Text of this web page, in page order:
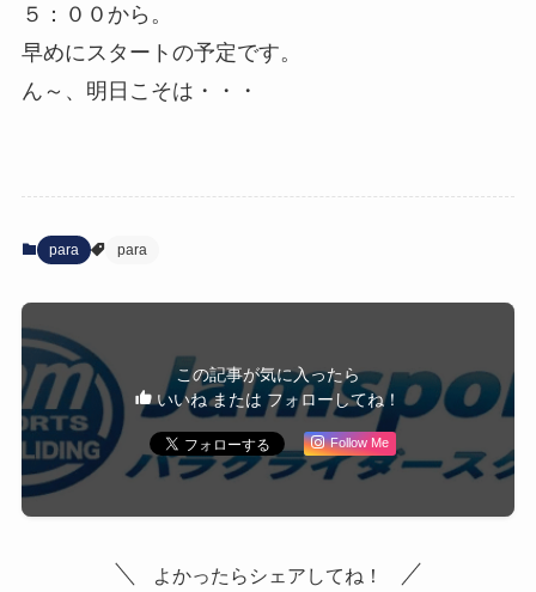
５：００から。
早めにスタートの予定です。
ん～、明日こそは・・・
para para
この記事が気に入ったら
いいね または フォローしてね！
Follow Me
よかったらシェアしてね！